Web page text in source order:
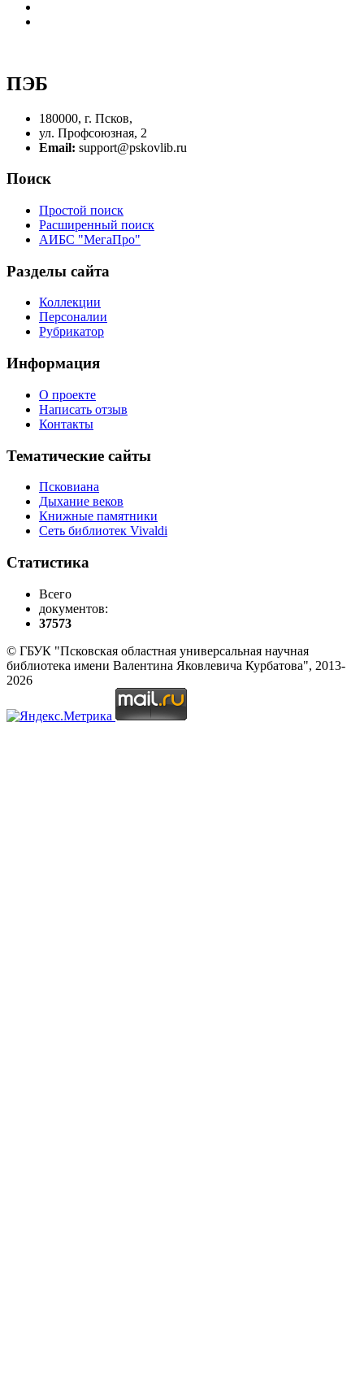
ПЭБ
180000, г. Псков,
ул. Профсоюзная, 2
Email: support@pskovlib.ru
Поиск
Простой поиск
Расширенный поиск
АИБС "МегаПро"
Разделы сайта
Коллекции
Персоналии
Рубрикатор
Информация
О проекте
Написать отзыв
Контакты
Тематические сайты
Псковиана
Дыхание веков
Книжные памятники
Сеть библиотек Vivaldi
Статистика
Всего
документов:
37573
© ГБУК "Псковская областная универсальная научная
библиотека имени Валентина Яковлевича Курбатова", 2013-
2026